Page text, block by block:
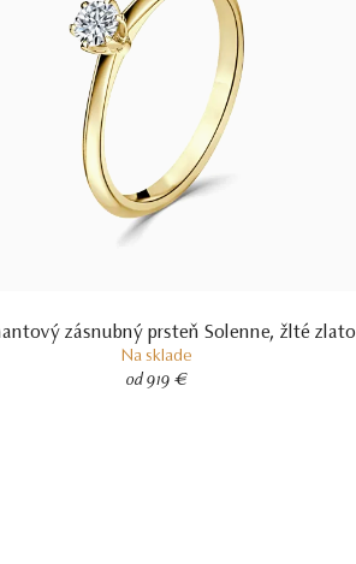
zásnubný prsteň Solenne, žlté zlato
Na sklade
od 919 €